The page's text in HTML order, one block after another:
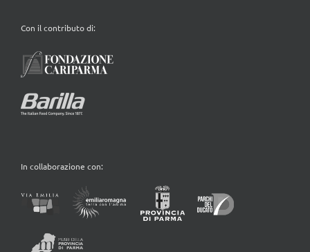
Con il contributo di:
In collaborazione con: